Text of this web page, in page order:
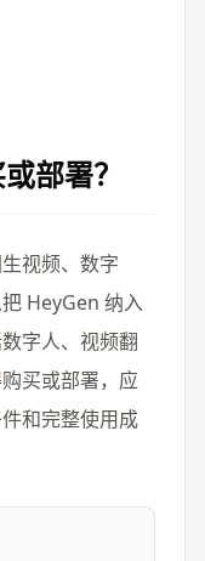
部署？
视频、数字
HeyGen 纳入
字人、视频翻
买或部署，应
和完整使用成